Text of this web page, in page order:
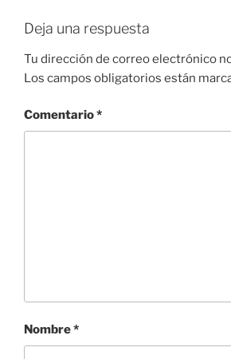
Deja una respuesta
Tu dirección de correo electrónico
Los campos obligatorios están
Comentario*
Nombre*